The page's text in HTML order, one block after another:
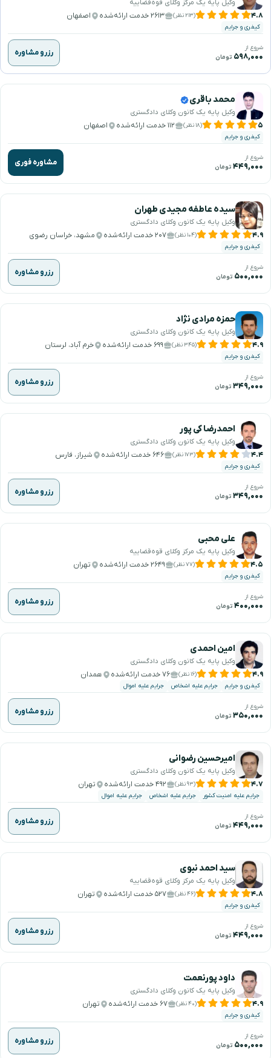
وکیل پایه یک مرکز وکلای قوه‌قضاییه
۴.۸ (۲۱۳ نظر) ۲۶۱۳ خدمت ارائه‌شده اصفهان
کیفری و جرایم
شروع از
۵۹۸,۰۰۰ تومان رزرو مشاوره
محمد باقری
وکیل پایه یک کانون وکلای دادگستری
۵ (۱۸ نظر) ۱۱۲ خدمت ارائه‌شده اصفهان
کیفری و جرایم
شروع از
۴۴۹,۰۰۰ تومان مشاوره فوری
سیده عاطفه مجیدی طهران
وکیل پایه یک کانون وکلای دادگستری
۴.۹ (۱۰۴ نظر) ۲۰۷ خدمت ارائه‌شده مشهد، خراسان رضوی
کیفری و جرایم
شروع از
۵۰۰,۰۰۰ تومان رزرو مشاوره
حمزه مرادی نژاد
وکیل پایه یک کانون وکلای دادگستری
۴.۹ (۳۴۵ نظر) ۶۹۹ خدمت ارائه‌شده خرم آباد، لرستان
کیفری و جرایم
شروع از
۳۴۹,۰۰۰ تومان رزرو مشاوره
احمدرضا کی پور
وکیل پایه یک کانون وکلای دادگستری
۴.۴ (۱۷۳ نظر) ۶۴۶ خدمت ارائه‌شده شیراز، فارس
کیفری و جرایم
شروع از
۳۴۹,۰۰۰ تومان رزرو مشاوره
علی محبی
وکیل پایه یک مرکز وکلای قوه‌قضاییه
۴.۵ (۷۷ نظر) ۲۶۴۹ خدمت ارائه‌شده تهران
کیفری و جرایم
شروع از
۴۰۰,۰۰۰ تومان رزرو مشاوره
امین احمدی
وکیل پایه یک کانون وکلای دادگستری
۴.۹ (۱۶ نظر) ۷۶ خدمت ارائه‌شده همدان
کیفری و جرایم جرایم علیه اشخاص جرایم علیه اموال
شروع از
۳۵۰,۰۰۰ تومان رزرو مشاوره
امیرحسین رضوانی
وکیل پایه یک کانون وکلای دادگستری
۴.۷ (۹۳ نظر) ۴۹۲ خدمت ارائه‌شده تهران
جرایم علیه امنیت کشور جرایم علیه اشخاص جرایم علیه اموال
شروع از
۴۴۹,۰۰۰ تومان رزرو مشاوره
سید احمد نبوی
وکیل پایه یک مرکز وکلای قوه‌قضاییه
۴.۸ (۴۶ نظر) ۵۲۷ خدمت ارائه‌شده تهران
کیفری و جرایم
شروع از
۴۴۹,۰۰۰ تومان رزرو مشاوره
داود پورنعمت
وکیل پایه یک کانون وکلای دادگستری
۴.۹ (۴۰ نظر) ۶۷ خدمت ارائه‌شده تهران
کیفری و جرایم
شروع از
۵۰۰,۰۰۰ تومان رزرو مشاوره